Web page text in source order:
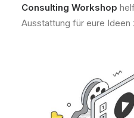
Consulting Workshop
Ausstattung für eure Ideen